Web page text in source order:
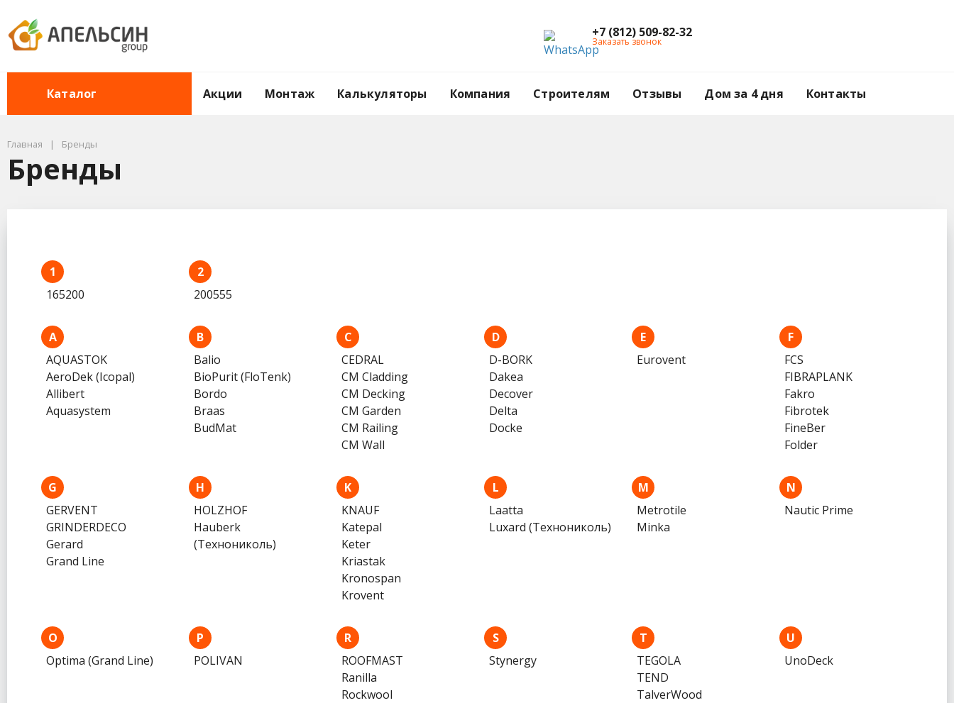
+7 (812) 509-82-32
Заказать звонок
Каталог Акции Монтаж Калькуляторы Компания Строителям Отзывы Дом за 4 дня Контакты
Главная Бренды
Бренды
1
165200
2
200555
A
AQUASTOK
AeroDek (Icopal)
Allibert
Aquasystem
B
Balio
BioPurit (FloTenk)
Bordo
Braas
BudMat
C
CEDRAL
CM Cladding
CM Decking
CM Garden
CM Railing
CM Wall
D
D-BORK
Dakea
Decover
Delta
Docke
E
Eurovent
F
FCS
FIBRAPLANK
Fakro
Fibrotek
FineBer
Folder
G
GERVENT
GRINDERDECO
Gerard
Grand Line
H
HOLZHOF
Hauberk
(Технониколь)
K
KNAUF
Katepal
Keter
Kriastak
Kronospan
Krovent
L
Laatta
Luxard (Технониколь)
M
Metrotile
Minka
N
Nautic Prime
O
Optima (Grand Line)
P
POLIVAN
R
ROOFMAST
Ranilla
Rockwool
S
Stynergy
T
TEGOLA
TEND
TalverWood
U
UnoDeck